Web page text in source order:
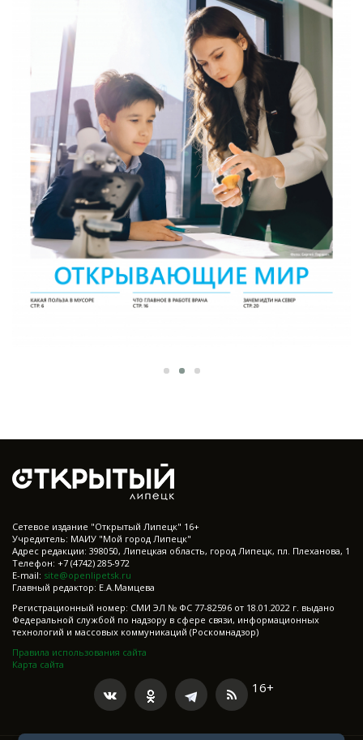
Cетевое издание "Открытый Липецк" 16+
Учредитель: МАИУ "Мой город Липецк"
Адрес редакции: 398050, Липецкая область, город Липецк, пл. Плеханова, 1
Телефон: +7 (4742) 285-972
E-mail: site@openlipetsk.ru
Главный редактор: Е.А.Мамцева
Регистрационный номер: СМИ ЭЛ № ФС 77-82596 от 18.01.2022 г. выдано
Федеральной службой по надзору в сфере связи, информационных
технологий и массовых коммуникаций (Роскомнадзор)
Правила использования сайта
Карта сайта
16+